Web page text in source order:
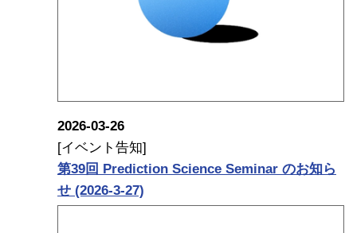
2026-03-26
[イベント告知]
第39回 Prediction Science Seminar のお知ら
せ (2026-3-27)